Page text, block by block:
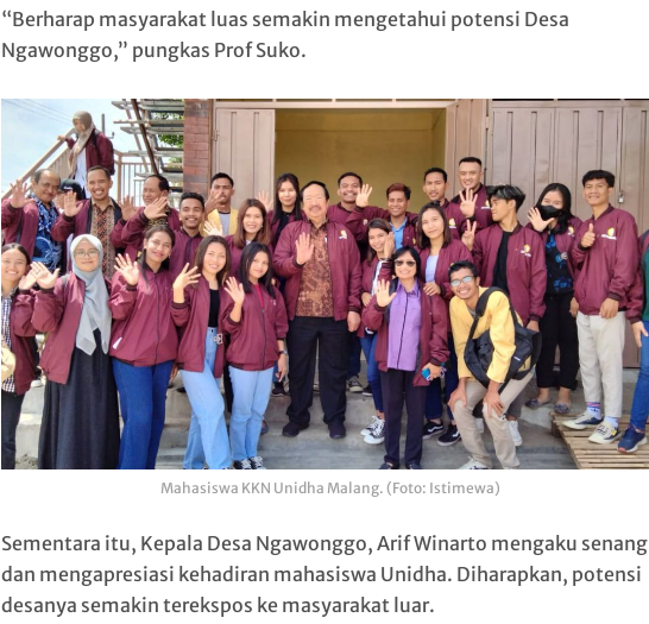
“Berharap masyarakat luas semakin mengetahui potensi Desa
Ngawonggo,” pungkas Prof Suko.
Mahasiswa KKN Unidha Malang. (Foto: Istimewa)
Sementara itu, Kepala Desa Ngawonggo, Arif Winarto mengaku senang
dan mengapresiasi kehadiran mahasiswa Unidha. Diharapkan, potensi
desanya semakin terekspos ke masyarakat luar.